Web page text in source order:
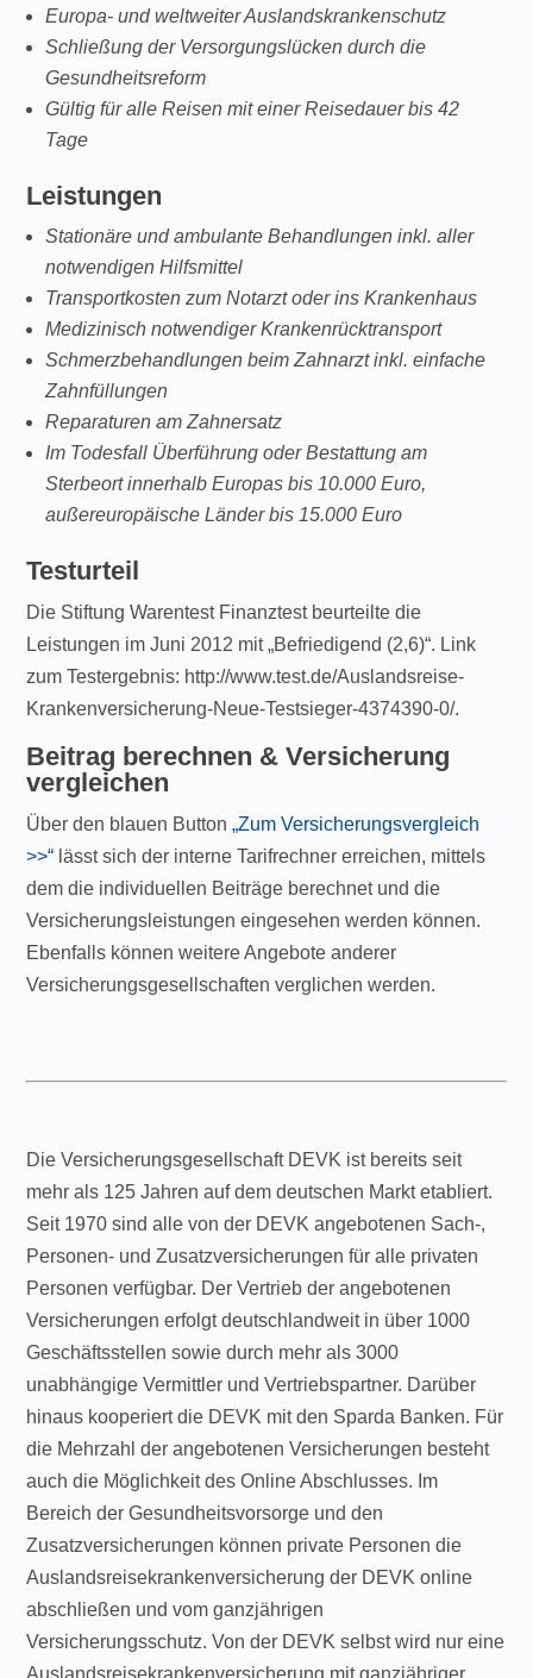
Europa- und weltweiter Auslandskrankenschutz
Schließung der Versorgungslücken durch die
Gesundheitsreform
Gültig für alle Reisen mit einer Reisedauer bis 42
Tage
Leistungen
Stationäre und ambulante Behandlungen inkl. aller
notwendigen Hilfsmittel
Transportkosten zum Notarzt oder ins Krankenhaus
Medizinisch notwendiger Krankenrücktransport
Schmerzbehandlungen beim Zahnarzt inkl. einfache
Zahnfüllungen
Reparaturen am Zahnersatz
Im Todesfall Überführung oder Bestattung am
Sterbeort innerhalb Europas bis 10.000 Euro,
außereuropäische Länder bis 15.000 Euro
Testurteil
Die Stiftung Warentest Finanztest beurteilte die
Leistungen im Juni 2012 mit „Befriedigend (2,6)“. Link
zum Testergebnis: http://www.test.de/Auslandsreise-
Krankenversicherung-Neue-Testsieger-4374390-0/.
Beitrag berechnen & Versicherung
vergleichen
Über den blauen Button„Zum Versicherungsvergleich
>>“ lässt sich der interne Tarifrechner erreichen, mittels
dem die individuellen Beiträge berechnet und die
Versicherungsleistungen eingesehen werden können.
Ebenfalls können weitere Angebote anderer
Versicherungsgesellschaften verglichen werden.
Die Versicherungsgesellschaft DEVK ist bereits seit
mehr als 125 Jahren auf dem deutschen Markt etabliert.
Seit 1970 sind alle von der DEVK angebotenen Sach-,
Personen- und Zusatzversicherungen für alle privaten
Personen verfügbar. Der Vertrieb der angebotenen
Versicherungen erfolgt deutschlandweit in über 1000
Geschäftsstellen sowie durch mehr als 3000
unabhängige Vermittler und Vertriebspartner. Darüber
hinaus kooperiert die DEVK mit den Sparda Banken. Für
die Mehrzahl der angebotenen Versicherungen besteht
auch die Möglichkeit des Online Abschlusses. Im
Bereich der Gesundheitsvorsorge und den
Zusatzversicherungen können private Personen die
Auslandsreisekrankenversicherung der DEVK online
abschließen und vom ganzjährigen
Versicherungsschutz. Von der DEVK selbst wird nur eine
Auslandsreisekrankenversicherung mit ganzjähriger